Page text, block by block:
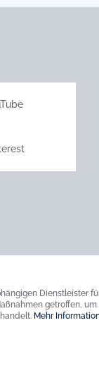
Dienstleister
getroffen,
Mehr